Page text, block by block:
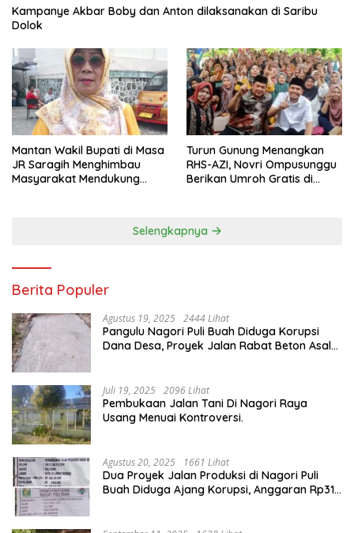
Kampanye Akbar Boby dan Anton dilaksanakan di Saribu
Dolok
Mantan Wakil Bupati di Masa
JR Saragih Menghimbau
Masyarakat Mendukung
Turun Gunung Menangkan
RHS-AZI, Novri Ompusunggu
Berikan Umroh Gratis di
Selengkapnya
Berita Populer
Agustus 19, 2025 2444 Lihat
Pangulu Nagori Puli Buah Diduga Korupsi
Dana Desa, Proyek Jalan Rabat Beton Asal
Juli 19, 2025 2096 Lihat
Pembukaan Jalan Tani Di Nagori Raya
Usang Menuai Kontroversi.
Agustus 20, 2025 1661 Lihat
Dua Proyek Jalan Produksi di Nagori Puli
Buah Diduga Ajang Korupsi, Anggaran Rp314